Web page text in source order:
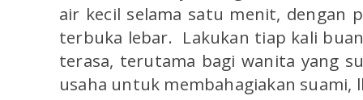
air kecil selama satu menit, dengan
terbuka lebar. Lakukan tiap kali
terasa, terutama bagi wanita yang
usaha untuk membahagiakan suami,